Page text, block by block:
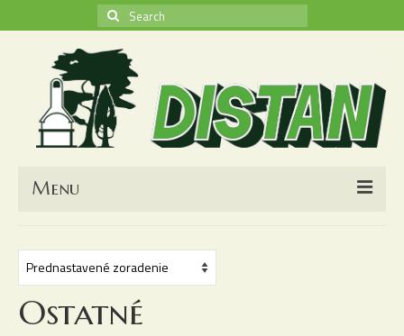
Search
for:
Menu
Kontakt
Obchodné podmienky
Ostatné